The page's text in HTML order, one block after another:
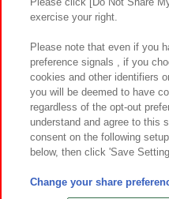
お取引先さまとともに
カスタマーハラスメント対応方針
©Bandai
©Bandai
exercise your right.
Please note that even if you
preference signals , if you
cookies and other identifiers
you will be deemed to have
regardless of the opt-out
understand and agree to this
consent on the following
below, then click 'Save
Change your share